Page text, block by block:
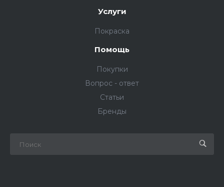
Услуги
Покраска
Помощь
Покупки
Вопрос - ответ
Статьи
Бренды